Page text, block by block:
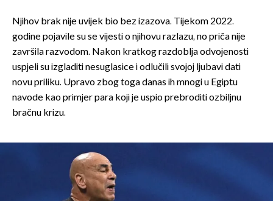
Njihov brak nije uvijek bio bez izazova. Tijekom 2022.
godine pojavile su se vijesti o njihovu razlazu, no priča nije
završila razvodom. Nakon kratkog razdoblja odvojenosti
uspjeli su izgladiti nesuglasice i odlučili svojoj ljubavi dati
novu priliku. Upravo zbog toga danas ih mnogi u Egiptu
navode kao primjer para koji je uspio prebroditi ozbiljnu
bračnu krizu.